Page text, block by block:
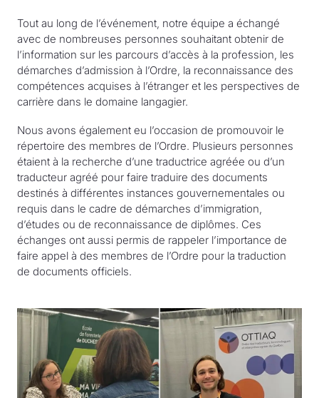
Tout au long de l’événement, notre équipe a échangé
avec de nombreuses personnes souhaitant obtenir de
l’information sur les parcours d’accès à la profession, les
démarches d’admission à l’Ordre, la reconnaissance des
compétences acquises à l’étranger et les perspectives de
carrière dans le domaine langagier.
Nous avons également eu l’occasion de promouvoir le
répertoire des membres de l’Ordre. Plusieurs personnes
étaient à la recherche d’une traductrice agréée ou d’un
traducteur agréé pour faire traduire des documents
destinés à différentes instances gouvernementales ou
requis dans le cadre de démarches d’immigration,
d’études ou de reconnaissance de diplômes. Ces
échanges ont aussi permis de rappeler l’importance de
faire appel à des membres de l’Ordre pour la traduction
de documents officiels.